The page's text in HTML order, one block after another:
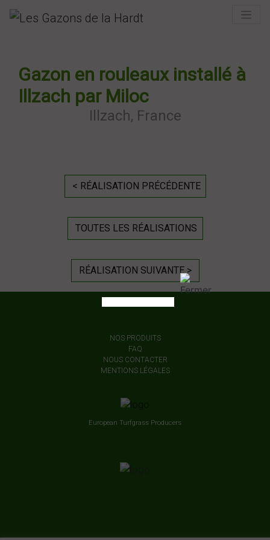
Gazon en rouleaux installé à
Illzach par Miloc
Illzach, France
< RÉALISATION PRÉCÉDENTE
TOUTES LES RÉALISATIONS
RÉALISATION SUIVANTE >
NOS PRODUITS
FAQ
NOUS CONTACTER
MENTIONS LÉGALES
European Turfgrass Producers